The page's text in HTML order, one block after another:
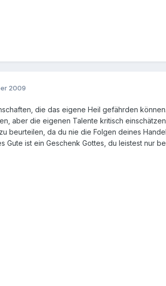
2009
die das eigene Heil gefährden
aber die eigenen Talente kritisch
beurteilen, da du nie die Folgen deines
Gute ist ein Geschenk Gottes, du leistest nur